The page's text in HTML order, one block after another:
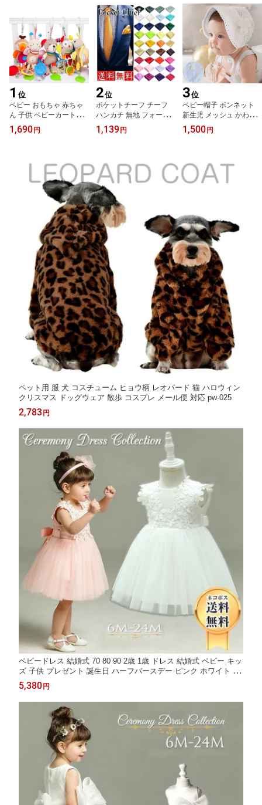
1 位
ベビー おもちゃ 赤ちゃ
ん 子供 ベビーカートイ
チャイルドシート ベビー
おもちゃ 音楽 ラトル ミ
ハンギングトイ 歯固め
アニマル ぬいぐるみ 出
産祝い 誕生日 新生児 0歳
1歳 2歳 プレゼント bt-00
1,690 円
2位
ポケットチーフ チーフ
ハンカチ 無地 フォーマ
ル 結婚式 スーツ メンズ
小物 ハンカチーフ シル
カラー イメージカラー
贈り物 プレゼント 父の
日 創業祭 会議 誕生日 社
会人 忘年会 懇談会 食事
会 パーティー mpc-011
1,139 円
3位
ベビー帽子 ボンネット
新生児 メッシュ かわい
い レース おくるみ プレ
ゼント 出産祝い プレゼ
1,500 円
ペット用 服 犬 コスチューム ヒョウ柄 レオパード 猫 ハロウィン
クリスマス ドッグウェア 散歩 コスプレ メール便 対応 pw-025
2,783 円
ベビードレス 結婚式 70 80 90 2歳 1歳 ドレス 結婚式 ベビー キッ
ズ 子供 プレゼント 誕生日 ハーフバースデー ピンク ホワイト レ
ース リボン セレモニー イベント お祝い 七五三 撮影 プリンセス
チュチュスカート フォーマル dress-004
5,380 円